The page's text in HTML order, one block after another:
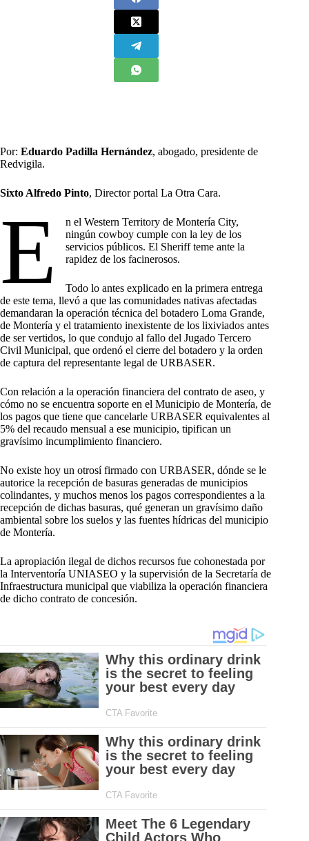
Por: Eduardo Padilla Hernández, abogado, presidente de
Redvigila.
Sixto Alfredo Pinto, Director portal La Otra Cara.
E
n el Western Territory de Montería City,
ningún cowboy cumple con la ley de los
servicios públicos. El Sheriff teme ante la
rapidez de los facinerosos.
Todo lo antes explicado en la primera entrega
de este tema, llevó a que las comunidades nativas afectadas
demandaran la operación técnica del botadero Loma Grande,
de Montería y el tratamiento inexistente de los lixiviados antes
de ser vertidos, lo que condujo al fallo del Jugado Tercero
Civil Municipal, que ordenó el cierre del botadero y la orden
de captura del representante legal de URBASER.
Con relación a la operación financiera del contrato de aseo, y
cómo no se encuentra soporte en el Municipio de Montería, de
los pagos que tiene que cancelarle URBASER equivalentes al
5% del recaudo mensual a ese municipio, tipifican un
gravísimo incumplimiento financiero.
No existe hoy un otrosí firmado con URBASER, dónde se le
autorice la recepción de basuras generadas de municipios
colindantes, y muchos menos los pagos correspondientes a la
recepción de dichas basuras, qué generan un gravísimo daño
ambiental sobre los suelos y las fuentes hídricas del municipio
de Montería.
La apropiación ilegal de dichos recursos fue cohonestada por
la Interventoría UNIASEO y la supervisión de la Secretaría de
Infraestructura municipal que viabiliza la operación financiera
de dicho contrato de concesión.